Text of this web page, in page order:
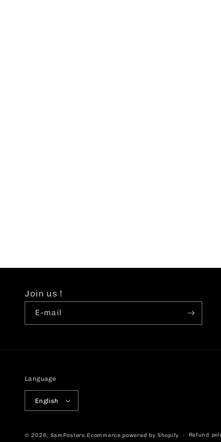
Join us !
E-mail
Language
English
© 2026, SamPosters Ecommerce powered by Shopify Refund